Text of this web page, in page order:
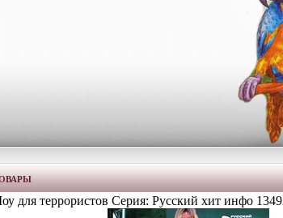
для террористов Серия: Русский хит инфо